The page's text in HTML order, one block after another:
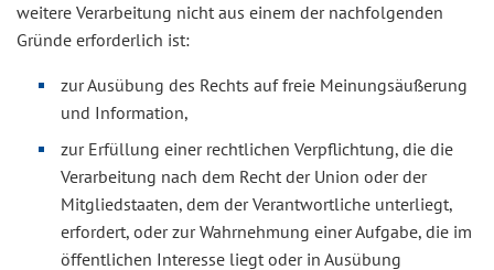
weitere Verarbeitung nicht aus einem der nachfolgenden
Gründe erforderlich ist:
zur Ausübung des Rechts auf freie Meinungsäußerung
und Information,
zur Erfüllung einer rechtlichen Verpflichtung, die die
Verarbeitung nach dem Recht der Union oder der
Mitgliedstaaten, dem der Verantwortliche unterliegt,
erfordert, oder zur Wahrnehmung einer Aufgabe, die im
öffentlichen Interesse liegt oder in Ausübung